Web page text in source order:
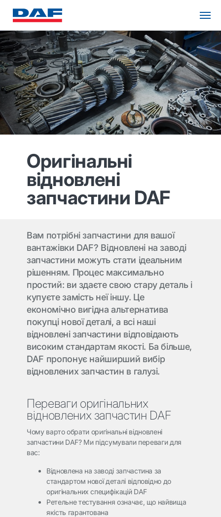
Оригінальні
відновлені
запчастини DAF
Вам потрібні запчастини для вашої
вантажівки DAF? Відновлені на заводі
запчастини можуть стати ідеальним
рішенням. Процес максимально
простий: ви здаєте свою стару деталь і
купуєте замість неї іншу. Це
економічно вигідна альтернатива
покупці нової деталі, а всі наші
відновлені запчастини відповідають
високим стандартам якості. Ба більше,
DAF пропонує найширший вибір
відновлених запчастин в галузі.
Переваги оригінальних
відновлених запчастин DAF
Чому варто обрати оригінальні відновлені
запчастини DAF? Ми підсумували переваги для
вас:
Відновлена на заводі запчастина за
стандартом нової деталі відповідно до
оригінальних специфікацій DAF
Ретельне тестування означає, що найвища
якість гарантована